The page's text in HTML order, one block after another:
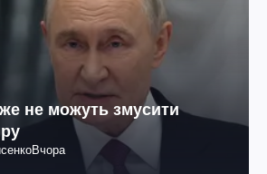
не можуть змусити
Вчора